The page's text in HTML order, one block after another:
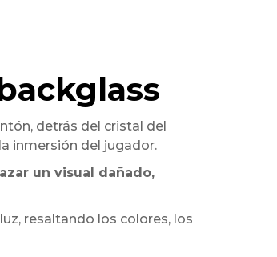
detrás del cristal del
inmersión del jugador.
un visual dañado,
resaltando los colores, los